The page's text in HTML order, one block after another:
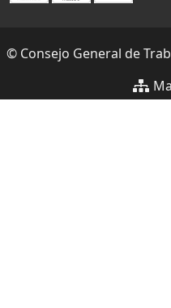
© Consejo General de